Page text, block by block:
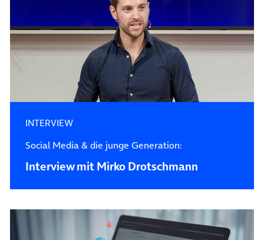
INTERVIEW
Social Media & die junge Generation:
Interview mit Mirko Drotschmann